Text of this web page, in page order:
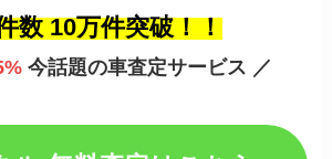
数 10万件突破！！
今話題の車査定サービス ／